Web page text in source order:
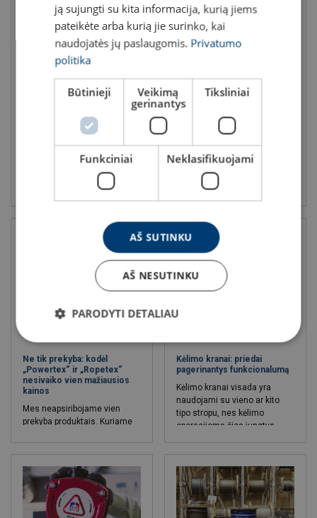
Kritimo stabdymo blokai:
kada ir kaip reikia naudoti?
reikėtų turėti visada, tiek
dirbant didesniame, tiek
mažesniame aukštyje. Šio
tipo blokai nėra tinkami
darbuotojas gali neišvystyti
greičio, kurio reikia kritimo
stabdymo bloko suveikimui.
Kėlimo iššūkių vėjo
energetikoje sprendimas su
Certex
Susipažinkite su 4
pagrindiniais kėlimo iššūkiais
vėjo energetikoje ir kaip
Certex gali padėti juos
Ne tik prekyba: kodėl
„Powertex“ ir „Ropetex“
nesivaiko vien mažiausios
kainos
Mes neapsiribojame vien
prekyba produktais. Kuriame
kaip gaminami mūsų
produktai. Mūsų tikslas – ne
tik pasiūlyti konkurencingą
kainą, bet sukurti tikrą vertę
Kėlimo kranai: priedai
pagerinantys funkcionalumą
Kėlimo kranai visada yra
naudojami su vieno ar kito
tipo stropu, nes kėlimo
operacijoms šios jungtys
Grandininio tipo stropai
dažniausiai naudojami su
kranais, kurie yra pritaikyti itin
sudėtingiems darbams.
Tekstiliniai stropai įprastai
ją sujungti su kita informacija, kurią jiems
pateikėte arba kurią jie surinko, kai
naudojatės jų paslaugomis. Privatumo
politika
Būtinieji
Veikimą
gerinantys
Tiksliniai
Funkciniai Neklasifikuojami
AŠ SUTINKU
AŠ NESUTINKU
PARODYTI DETALIAU